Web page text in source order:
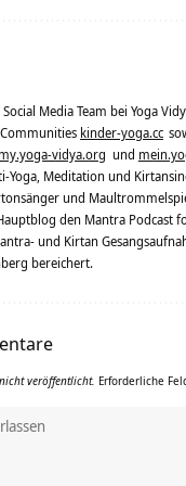
Media Team bei Yoga
kinder-yoga.cc
my.yoga-vidya.org und
Yoga, Meditation und
und
den Mantra
und Kirtan
bereichert.
veröffentlicht. Erforderliche